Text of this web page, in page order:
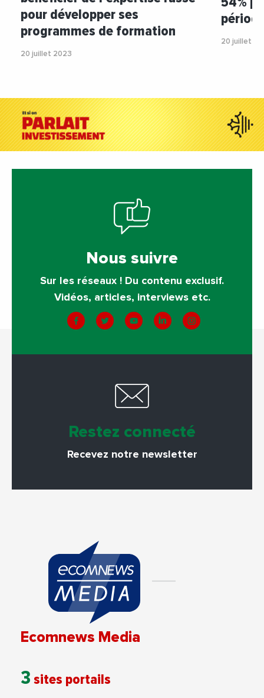
pour développer ses
programmes de formation
20 juillet 2023
20 juillet
Nous suivre
Sur les réseaux ! Du contenu exclusif.
Vidéos, articles, interviews etc.
Restez connecté
Recevez notre newsletter
Ecomnews Media
3 sites portails